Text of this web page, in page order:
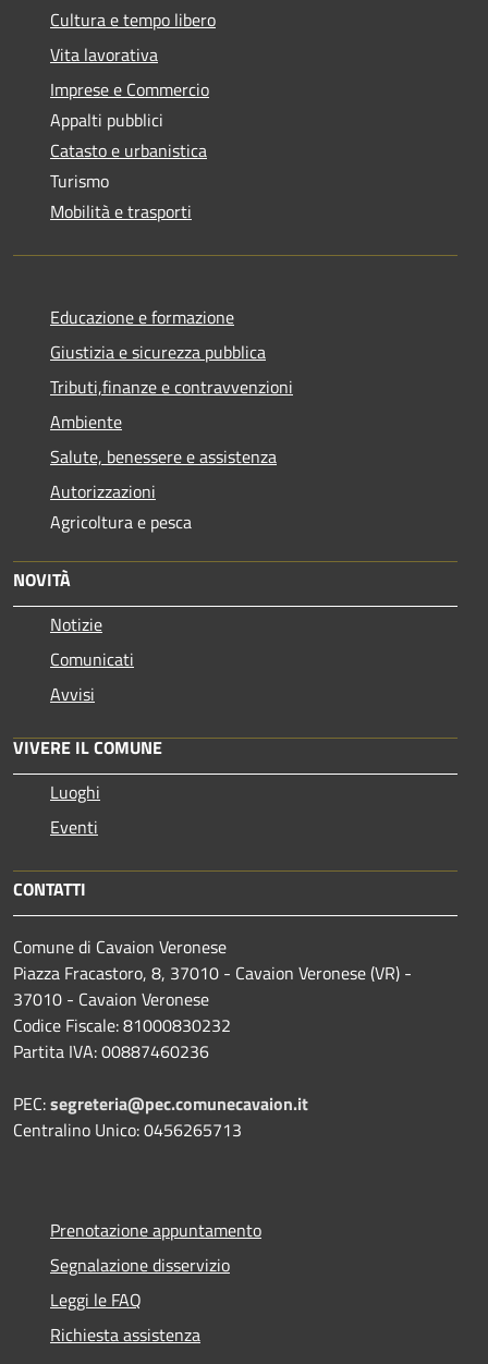
Cultura e tempo libero
Vita lavorativa
Imprese e Commercio
Appalti pubblici
Catasto e urbanistica
Turismo
Mobilità e trasporti
Educazione e formazione
Giustizia e sicurezza pubblica
Tributi,finanze e contravvenzioni
Ambiente
Salute, benessere e assistenza
Autorizzazioni
Agricoltura e pesca
NOVITÀ
Notizie
Comunicati
Avvisi
VIVERE IL COMUNE
Luoghi
Eventi
CONTATTI
Comune di Cavaion Veronese
Piazza Fracastoro, 8, 37010 - Cavaion Veronese (VR) -
37010 - Cavaion Veronese
Codice Fiscale: 81000830232
Partita IVA: 00887460236
PEC:segreteria@pec.comunecavaion.it
Centralino Unico: 0456265713
Prenotazione appuntamento
Segnalazione disservizio
Leggi le FAQ
Richiesta assistenza